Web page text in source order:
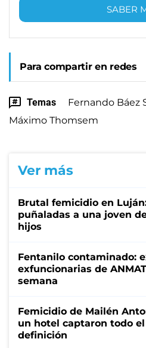
SABER
Para compartir en redes
Temas
Fernando Báez
Máximo Thomsem
Ver más
Brutal femicidio en
puñaladas a una joven
hijos
Fentanilo contaminado:
exfuncionarias de
semana
Femicidio de Mailén
un hotel captaron todo
definición